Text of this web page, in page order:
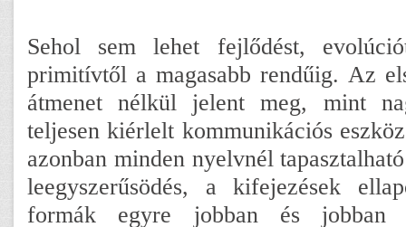
Sehol sem lehet fejlődést,
primitívtől a magasabb rendűig. Az
átmenet nélkül jelent meg, mint
teljesen kiérlelt kommunikációs
azonban minden nyelvnél
leegyszerűsödés, a kifejezések
formák egyre jobban és jobban